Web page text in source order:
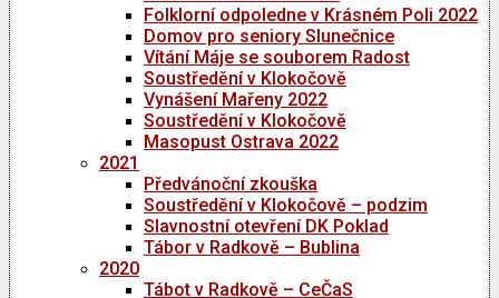
Folklorní odpoledne v Krásném Poli 2022
Domov pro seniory Slunečnice
Vítání Máje se souborem Radost
Soustředění v Klokočově
Vynášení Mařeny 2022
Soustředění v Klokočově
Masopust Ostrava 2022
2021
Předvánoční zkouška
Soustředění v Klokočově – podzim
Slavnostní otevření DK Poklad
Tábor v Radkově – Bublina
2020
Tábot v Radkově – CeČaS